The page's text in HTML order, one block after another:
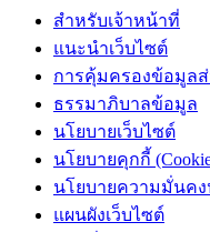
สำหรับเจ้าหน้าที่
แนะนำเว็บไซต์
การคุ้มครองข้อมูล
ธรรมาภิบาลข้อมูล
นโยบายเว็บไซต์
นโยบายคุกกี้
นโยบายความมั่นคง
แผนผังเว็บไซต์